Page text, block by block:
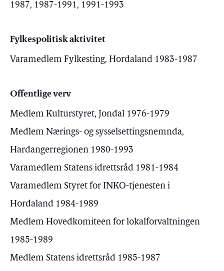
1987, 1987-1991, 1991-1993
Fylkespolitisk aktivitet
Varamedlem Fylkesting, Hordaland 1983-1987
Offentlige verv
Medlem Kulturstyret, Jondal 1976-1979
Medlem Nærings- og sysselsettingsnemnda,
Hardangerregionen 1980-1993
Varamedlem Statens idrettsråd 1981-1984
Varamedlem Styret for INKO-tjenesten i
Hordaland 1984-1989
Medlem Hovedkomiteen for lokalforvaltningen
1985-1989
Medlem Statens idrettsråd 1985-1987